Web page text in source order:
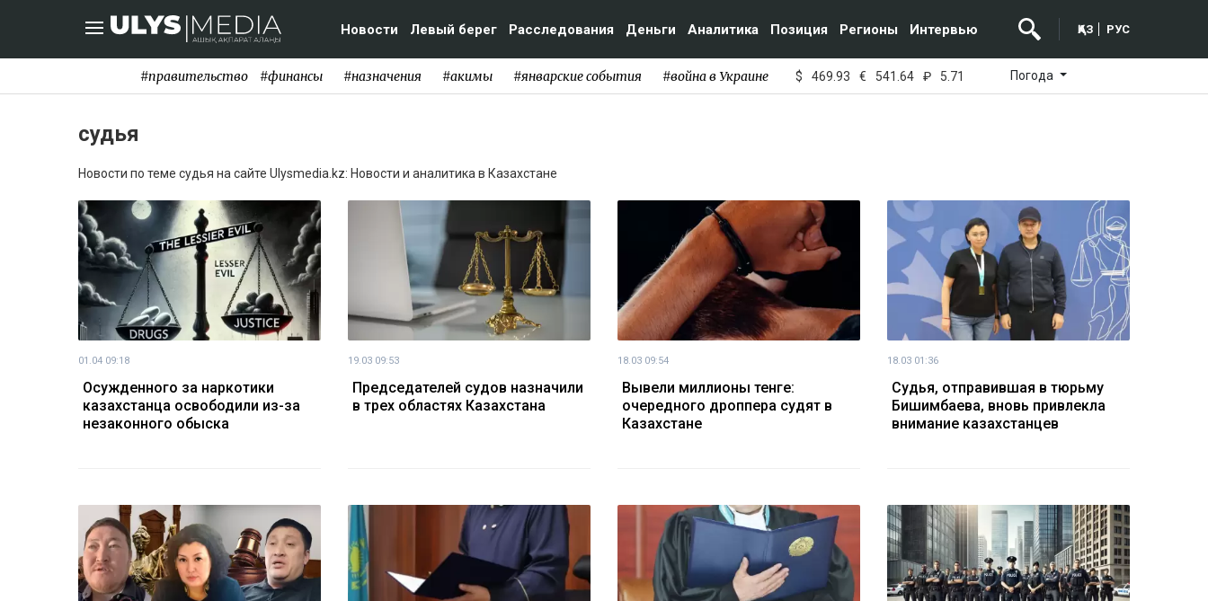
Новости Левый берег Расследования Деньги Аналитика Позиция Регионы Интервью ҚАЗ РУС
#правительство #финансы #назначения #акимы #январские события #война в Украине $ 469.93 € 541.64 ₽ 5.71 Погода
судья
Новости по теме судья на сайте Ulysmedia.kz: Новости и аналитика в Казахстане
01.04 09:18
Осужденного за наркотики
казахстанца освободили из-за
незаконного обыска
19.03 09:53
Председателей судов назначили
в трех областях Казахстана
18.03 09:54
Вывели миллионы тенге:
очередного дроппера судят в
Казахстане
18.03 01:36
Судья, отправившая в тюрьму
Бишимбаева, вновь привлекла
внимание казахстанцев